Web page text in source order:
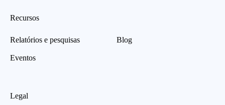
Recursos
Relatórios e pesquisas
Eventos
Blog
Legal